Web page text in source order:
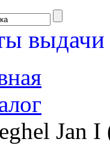
выдачи
Jan